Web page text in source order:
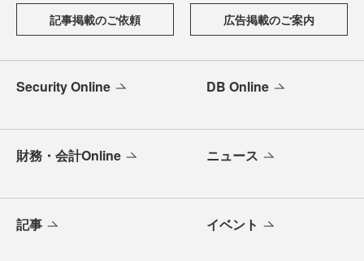
記事掲載のご依頼 広告掲載のご案内
Security Online DB Online
財務・会計Online ニュース
記事 イベント